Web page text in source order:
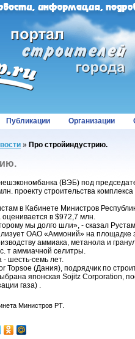
Публикации Организации
» Про стройиндустрию.
(ВЭБ) под
проекту строительства
в Кабинете Министров
в $972,7 млн.
мы долго шли», - сказал
ОАО «Аммоний» на
аммиака, метанола и
т аммиачной селитры.
- шесть-семь лет.
Topsoe (Дания), подрядчик по
японская Sojitz Corporation,
газа) .
Министров РТ.